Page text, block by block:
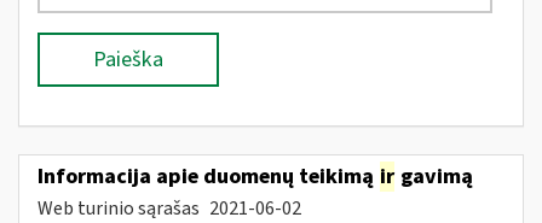
Paieška
Informacija apie duomenų teikimą ir gavimą
Web turinio sąrašas 2021-06-02